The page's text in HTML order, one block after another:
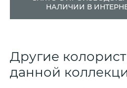
НАЛИЧИИ В
Другие
данной